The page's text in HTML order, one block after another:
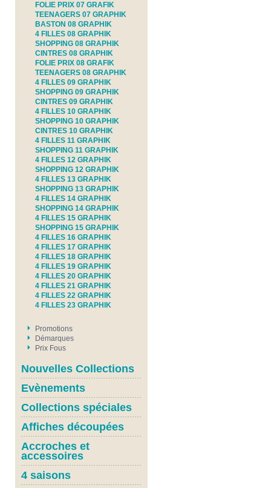
FOLIE PRIX 07 GRAFIK
TEENAGERS 07 GRAPHIK
BASTON 08 GRAPHIK
4 FILLES 08 GRAPHIK
SHOPPING 08 GRAPHIK
CINTRES 08 GRAPHIK
FOLIE PRIX 08 GRAFIK
TEENAGERS 08 GRAPHIK
4 FILLES 09 GRAPHIK
SHOPPING 09 GRAPHIK
CINTRES 09 GRAPHIK
4 FILLES 10 GRAPHIK
SHOPPING 10 GRAPHIK
CINTRES 10 GRAPHIK
4 FILLES 11 GRAPHIK
SHOPPING 11 GRAPHIK
4 FILLES 12 GRAPHIK
SHOPPING 12 GRAPHIK
4 FILLES 13 GRAPHIK
SHOPPING 13 GRAPHIK
4 FILLES 14 GRAPHIK
SHOPPING 14 GRAPHIK
4 FILLES 15 GRAPHIK
SHOPPING 15 GRAPHIK
4 FILLES 16 GRAPHIK
4 FILLES 17 GRAPHIK
4 FILLES 18 GRAPHIK
4 FILLES 19 GRAPHIK
4 FILLES 20 GRAPHIK
4 FILLES 21 GRAPHIK
4 FILLES 22 GRAPHIK
4 FILLES 23 GRAPHIK
Promotions
Démarques
Prix Fous
Nouvelles Collections
Evènements
Collections spéciales
Affiches découpées
Accroches et
accessoires
4 saisons